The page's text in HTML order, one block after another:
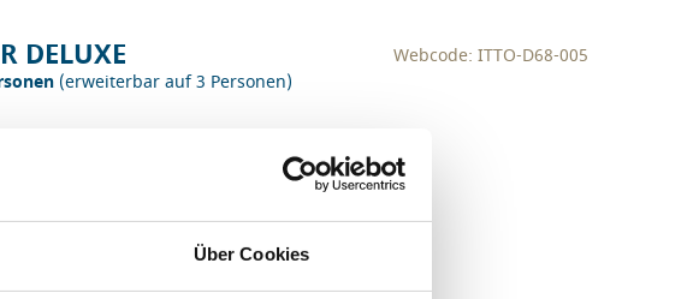
Über Cookies
DELUXE
(erweiterbar auf 3 Personen)
Webcode: ITTO-D68-005
1 Badezimmer mit Dusche oder Wanne